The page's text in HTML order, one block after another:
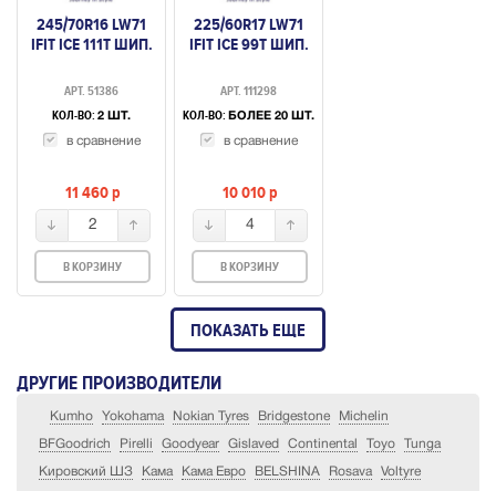
245/70R16 LW71
IFIT ICE 111T ШИП.
АРТ. 51386
КОЛ-ВО: 2 ШТ.
в сравнение
11 460p
2
В КОРЗИНУ
225/60R17 LW71
IFIT ICE 99T ШИП.
АРТ. 111298
КОЛ-ВО: БОЛЕЕ 20 ШТ.
в сравнение
10 010p
4
В КОРЗИНУ
ПОКАЗАТЬ ЕЩЕ
ДРУГИЕ ПРОИЗВОДИТЕЛИ
Kumho Yokohama Nokian Tyres Bridgestone Michelin
BFGoodrich Pirelli Goodyear Gislaved Continental Toyo Tunga
Кировский ШЗ Кама Кама Евро BELSHINA Rosava Voltyre